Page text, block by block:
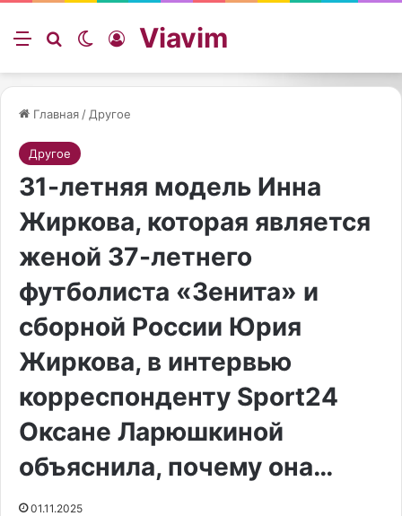
Меню ИскатьSwitch skin
Войти
Viavim
Главная / Другое
Другое
31-летняя модель Инна
Жиркова, которая является
женой 37-летнего
футболиста «Зенита» и
сборной России Юрия
Жиркова, в интервью
корреспонденту Sport24
Оксане Ларюшкиной
объяснила, почему она…
01.11.2025